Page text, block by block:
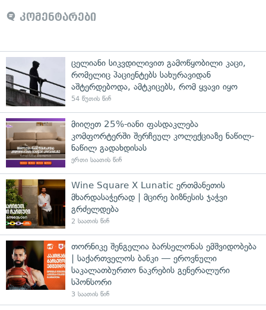
კომენტარები
ცელიანი სიკვდილივით გამოწყობილი კაცი,
რომელიც პაციენტებს სახურავიდან
აშტერდებოდა, ამტკიცებს, რომ ყვავი იყო
54 წუთის წინ
მიიღეთ 25%-იანი ფასდაკლება
კომფორტერში შერჩეულ კოლექციაზე ნაწილ-
ნაწილ გადახდისას
ერთი საათის წინ
Wine Square X Lunatic ერთმანეთის
მხარდასაჭერად | მცირე ბიზნესის ჯაჭვი
გრძელდება
2 საათის წინ
თორნიკე შენგელია ბარსელონას ემშვიდობება
| საქართველოს ბანკი — ეროვნული
საკალათბურთო ნაკრების გენერალური
სპონსორი
3 საათის წინ